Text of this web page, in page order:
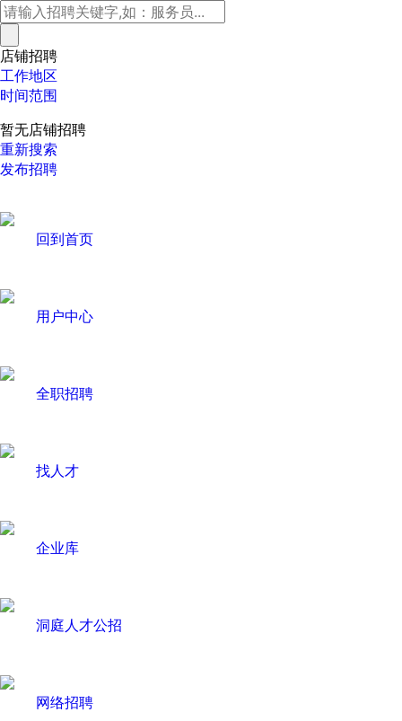
店铺招聘
工作地区
时间范围
暂无店铺招聘
重新搜索
发布招聘
回到首页
用户中心
全职招聘
找人才
企业库
洞庭人才公招
网络招聘